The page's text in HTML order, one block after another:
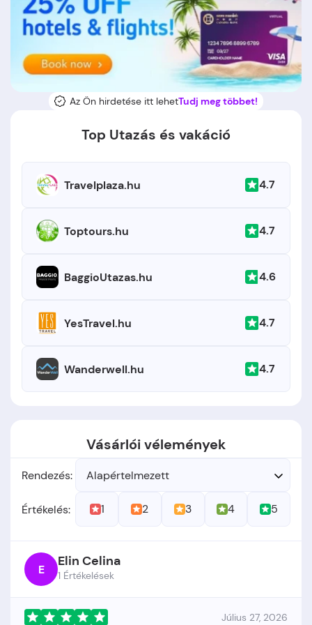
Az Ön hirdetése itt lehetTudj meg többet!
Top Utazás és vakáció
Travelplaza.hu 4.7
Toptours.hu 4.7
BaggioUtazas.hu 4.6
YesTravel.hu 4.7
Wanderwell.hu 4.7
Vásárlói vélemények
Rendezés: Alapértelmezett
Értékelés: 1 2 3 4 5
E Elin Celina
1 Értékelések
Július 27, 2026